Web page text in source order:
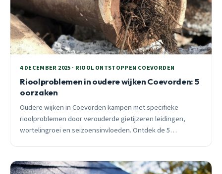
4 DECEMBER 2025 · RIOOL ONTSTOPPEN COEVORDEN
Rioolproblemen in oudere wijken Coevorden: 5
oorzaken
Oudere wijken in Coevorden kampen met specifieke
rioolproblemen door verouderde gietijzeren leidingen,
wortelingroei en seizoensinvloeden. Ontdek de 5